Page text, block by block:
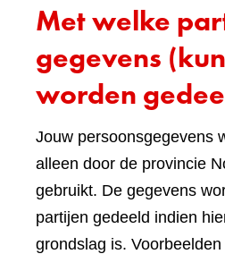
Met welke
gegevens
worden
Jouw persoonsgegevens
alleen door de provincie
gebruikt. De gegevens
partijen gedeeld indien
grondslag is.